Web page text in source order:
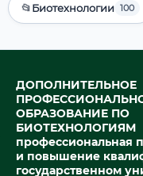
📂Биотехнологии 100
ДОПОЛНИТЕЛЬНОЕ
ОБРАЗОВАНИЕ ПО
БИОТЕХНОЛОГИЯМ
профессиональная
и повышение
государственном